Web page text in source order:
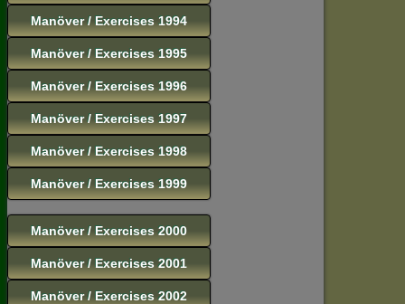
Manöver / Exercises 1994
Manöver / Exercises 1995
Manöver / Exercises 1996
Manöver / Exercises 1997
Manöver / Exercises 1998
Manöver / Exercises 1999
Manöver / Exercises 2000
Manöver / Exercises 2001
Manöver / Exercises 2002